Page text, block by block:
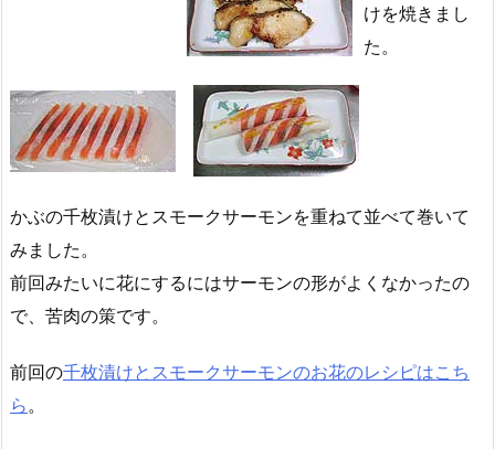
けを焼きまし
た。
かぶの千枚漬けとスモークサーモンを重ねて並べて巻いて
みました。
前回みたいに花にするにはサーモンの形がよくなかったの
で、苦肉の策です。
前回の千枚漬けとスモークサーモンのお花のレシピはこち
ら 。